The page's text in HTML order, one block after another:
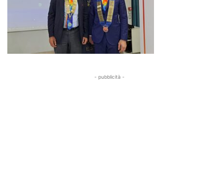
- pubblicità -